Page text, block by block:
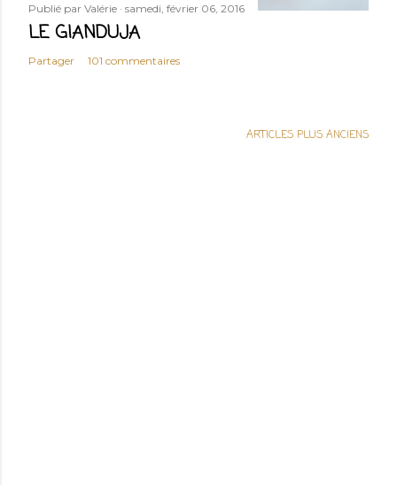
Publié par Valérie samedi, février 06, 2016
LE GIANDUJA
Partager 101 commentaires
ARTICLES PLUS ANCIENS